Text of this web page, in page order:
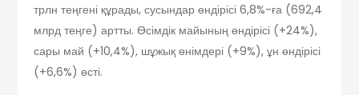
трлн теңгені құрады, сусындар өндірісі 6,8%-ға (692,4
млрд теңге) артты. Өсімдік майының өндірісі (+24%),
сары май (+10,4%), шұжық өнімдері (+9%), ұн өндірісі
(+6,6%) өсті.